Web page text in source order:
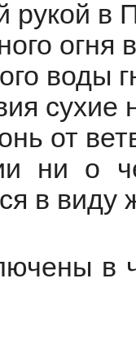
рукой в
огня
воды
сухие
от
ни о
в виду
в